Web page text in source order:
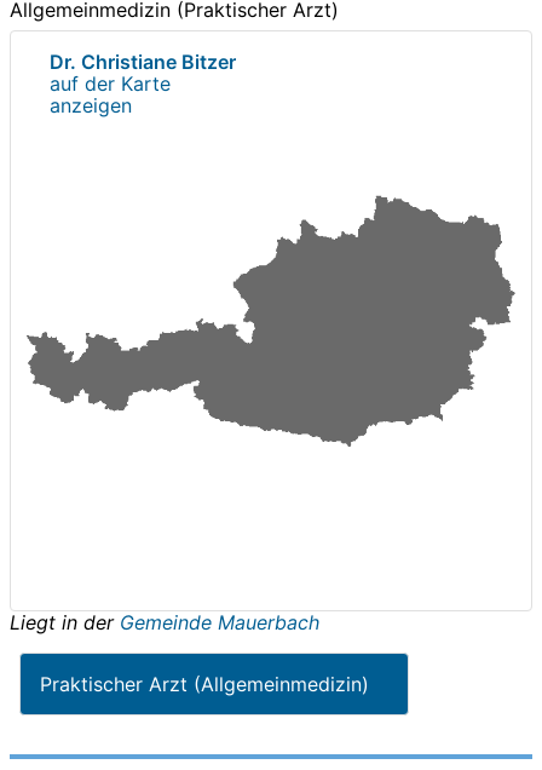
Allgemeinmedizin (Praktischer Arzt)
Dr. Christiane Bitzer
auf der Karte
anzeigen
Liegt in der Gemeinde Mauerbach
Praktischer Arzt (Allgemeinmedizin)